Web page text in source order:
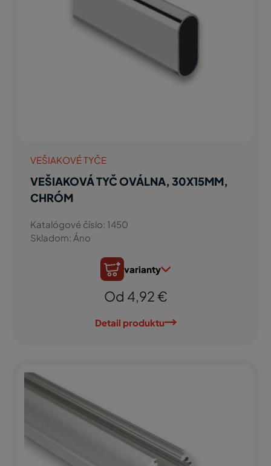
VEŠIAKOVÉ TYČE
VEŠIAKOVÁ TYČ OVÁLNA, 30X15MM,
CHRÓM
Katalógové číslo: 1450
Skladom: Áno
varianty
Od 4,92 €
Detail produktu